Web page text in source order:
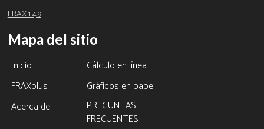
FRAX 1.4.9
Mapa del sitio
Inicio
Cálculo en línea
FRAXplus
Gráficos en papel
Acerca de
PREGUNTAS
FRECUENTES